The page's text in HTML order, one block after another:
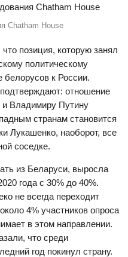
Chatham House
позиция, которую занял
политическому
белорусов к России.
отношение
и Владимиру Путину
странам становится
Лукашенко, наоборот, все
соседке.
из Беларуси, выросла
года с 30% до 40%.
не всегда переходит
4% участников опроса
в этом направлении.
что среди
год покинул страну.